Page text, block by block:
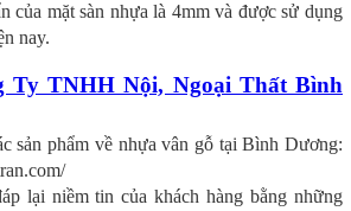
của mặt sàn nhựa là 4mm và được sử dụng
nay.
Ty TNHH Nội, Ngoại Thất Bình
sản phẩm về nhựa vân gỗ tại Bình Dương:
lại niềm tin của khách hàng bằng những